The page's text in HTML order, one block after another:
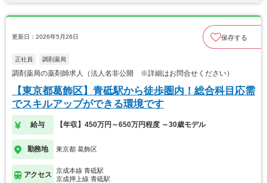
更新日：2026年5月26日 保存する
正社員 調剤薬局
調剤薬局の薬剤師求人（法人名非公開 ※詳細はお問合せください）
【東京都葛飾区】青砥駅から徒歩圏内！総合科目応需
でスキルアップができる環境です
給与 【年収】450万円～650万円程度 ～30歳モデル
勤務地 東京都 葛飾区
アクセス
京成本線 青砥駅
京成押上線 青砥駅